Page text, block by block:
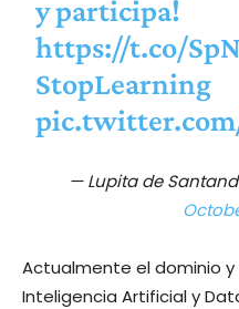
y participa!
https://t.co/
StopLearning
— Lupita de
Actualmente el dominio
Inteligencia Artificial y